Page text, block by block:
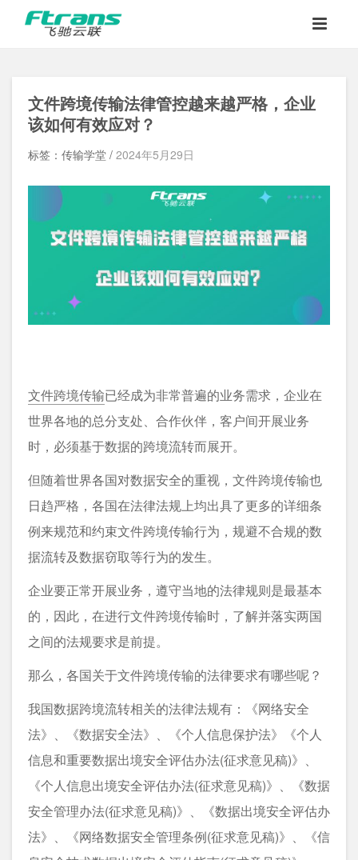
文件跨境传输法律管控越来越严格，企业
该如何有效应对？
标签：传输学堂 / 2024年5月29日
文件跨境传输已经成为非常普遍的业务需求，企业在
世界各地的总分支处、合作伙伴，客户间开展业务
时，必须基于数据的跨境流转而展开。
但随着世界各国对数据安全的重视，文件跨境传输也
日趋严格，各国在法律法规上均出具了更多的详细条
例来规范和约束文件跨境传输行为，规避不合规的数
据流转及数据窃取等行为的发生。
企业要正常开展业务，遵守当地的法律规则是最基本
的，因此，在进行文件跨境传输时，了解并落实两国
之间的法规要求是前提。
那么，各国关于文件跨境传输的法律要求有哪些呢？
我国数据跨境流转相关的法律法规有：《网络安全
法》、《数据安全法》、《个人信息保护法》《个人
信息和重要数据出境安全评估办法(征求意见稿)》、
《个人信息出境安全评估办法(征求意见稿)》、《数据
安全管理办法(征求意见稿)》、《数据出境安全评估办
法》、《网络数据安全管理条例(征求意见稿)》、《信